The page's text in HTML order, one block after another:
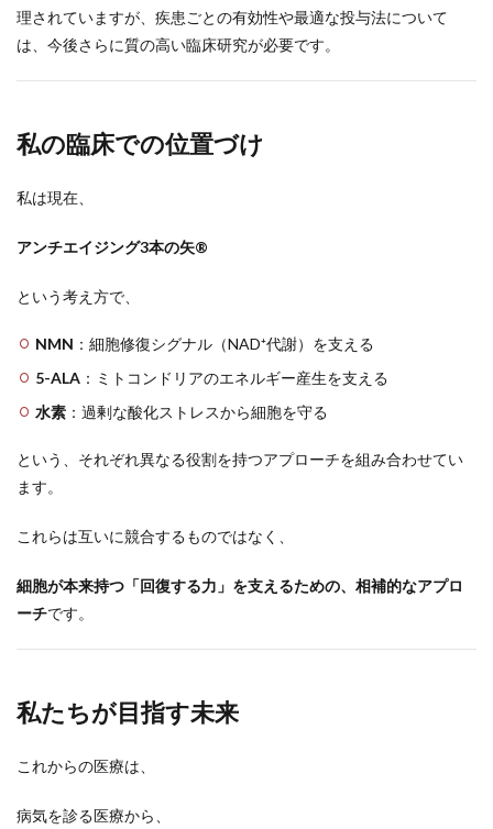
理されていますが、疾患ごとの有効性や最適な投与法について
は、今後さらに質の高い臨床研究が必要です。
私の臨床での位置づけ
私は現在、
アンチエイジング3本の矢®
という考え方で、
NMN ：細胞修復シグナル（NAD⁺代謝）を支える
5-ALA ：ミトコンドリアのエネルギー産生を支える
水素 ：過剰な酸化ストレスから細胞を守る
という、それぞれ異なる役割を持つアプローチを組み合わせてい
ます。
これらは互いに競合するものではなく、
細胞が本来持つ「回復する力」を支えるための、相補的なアプロ
ーチです。
私たちが目指す未来
これからの医療は、
病気を診る医療から、